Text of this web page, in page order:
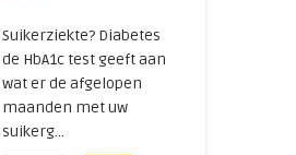
Suikerziekte? Diabetes
de HbA1c test geeft aan
wat er de afgelopen
maanden met uw
suikerg...